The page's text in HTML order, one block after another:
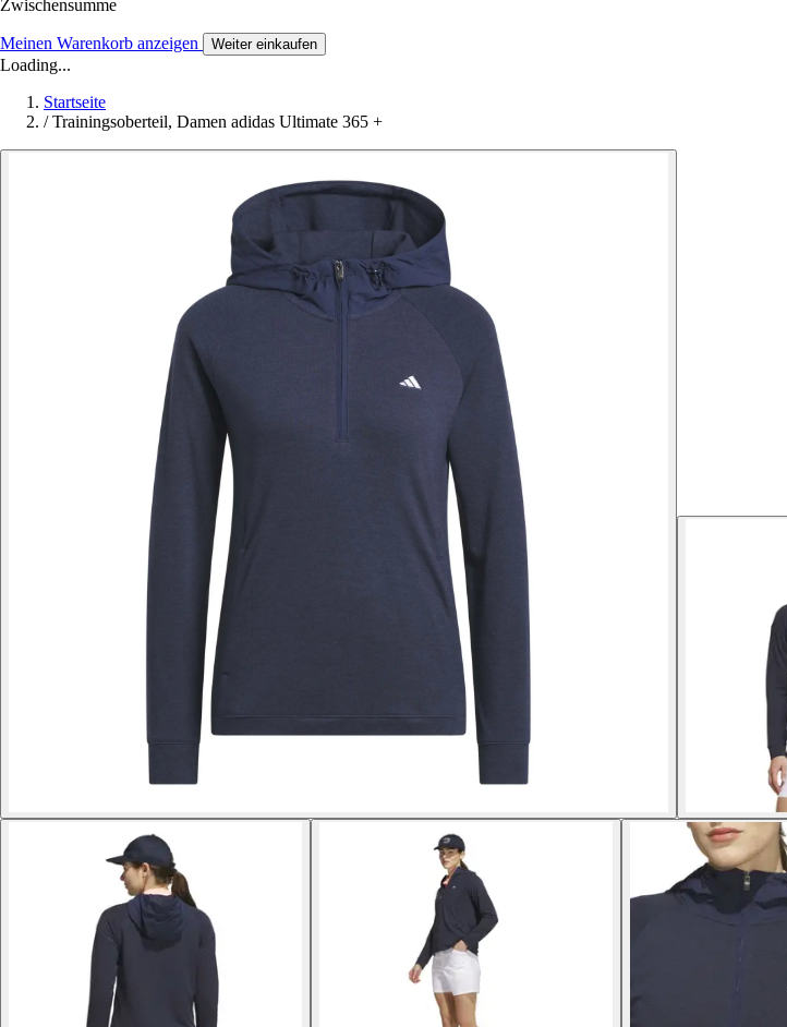
Zwischensumme
Meinen Warenkorb anzeigen Weiter einkaufen
Loading...
Startseite
/ Trainingsoberteil, Damen adidas Ultimate 365 +